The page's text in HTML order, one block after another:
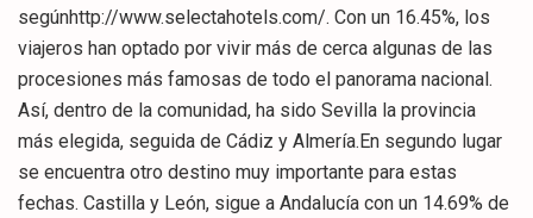
segúnhttp://www.selectahotels.com/. Con un 16.45%, los
viajeros han optado por vivir más de cerca algunas de las
procesiones más famosas de todo el panorama nacional.
Así, dentro de la comunidad, ha sido Sevilla la provincia
más elegida, seguida de Cádiz y Almería.En segundo lugar
se encuentra otro destino muy importante para estas
fechas. Castilla y León, sigue a Andalucía con un 14.69% de